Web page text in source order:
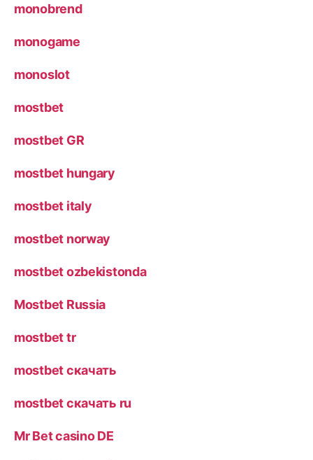
monobrend
monogame
monoslot
mostbet
mostbet GR
mostbet hungary
mostbet italy
mostbet norway
mostbet ozbekistonda
Mostbet Russia
mostbet tr
mostbet скачать
mostbet скачать ru
Mr Bet casino DE